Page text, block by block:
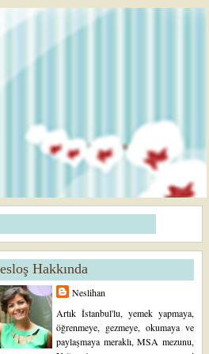
Hakkında
Neslihan
Artık İstanbul'lu, yemek yapmaya,
öğrenmeye, gezmeye, okumaya ve
paylaşmaya meraklı, MSA mezunu,